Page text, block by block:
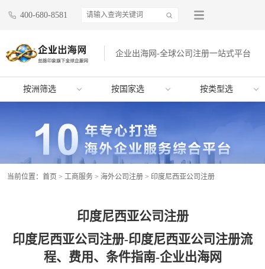
400-680-8581
企业出海网-全球公司注册一站式平台
按洲筛选 按国家选 按类型选
当前位置： 首页 > 工商服务 > 海外公司注册 > 印度尼西亚公司注册
印度尼西亚公司注册
印度尼西亚公司注册-印度尼西亚公司注册流
程、费用、条件指南-企业出海网